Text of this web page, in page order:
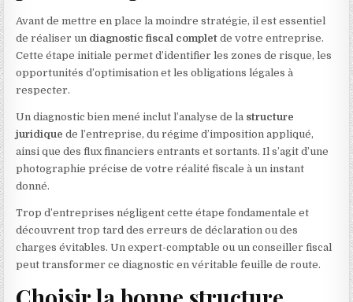
Avant de mettre en place la moindre stratégie, il est essentiel
de réaliser un diagnostic fiscal complet de votre entreprise.
Cette étape initiale permet d’identifier les zones de risque, les
opportunités d’optimisation et les obligations légales à
respecter.
Un diagnostic bien mené inclut l’analyse de la structure
juridique de l’entreprise, du régime d’imposition appliqué,
ainsi que des flux financiers entrants et sortants. Il s’agit d’une
photographie précise de votre réalité fiscale à un instant
donné.
Trop d’entreprises négligent cette étape fondamentale et
découvrent trop tard des erreurs de déclaration ou des
charges évitables. Un expert-comptable ou un conseiller fiscal
peut transformer ce diagnostic en véritable feuille de route.